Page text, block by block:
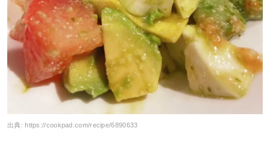
出典: https://cookpad.com/recipe/6890633